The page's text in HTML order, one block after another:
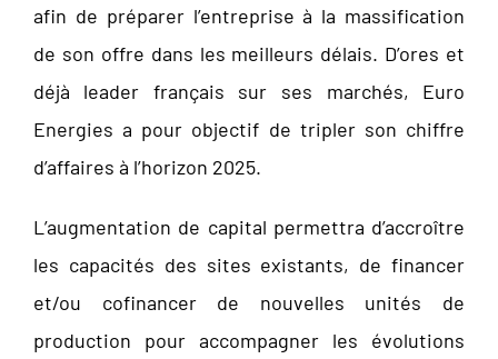
afin de préparer l’entreprise à la massification
de son offre dans les meilleurs délais. D’ores et
déjà leader français sur ses marchés, Euro
Energies a pour objectif de tripler son chiffre
d’affaires à l’horizon 2025.
L’augmentation de capital permettra d’accroître
les capacités des sites existants, de financer
et/ou cofinancer de nouvelles unités de
production pour accompagner les évolutions